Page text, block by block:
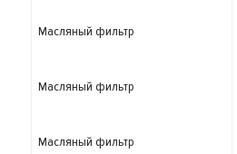
Масляный фильтр
Масляный фильтр
Масляный фильтр